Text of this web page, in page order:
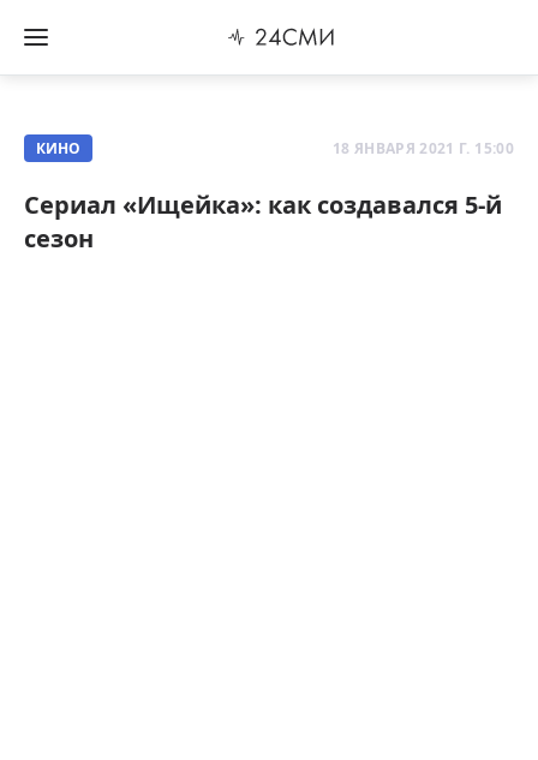
КИНО 18 ЯНВАРЯ 2021 Г. 15:00
Сериал «Ищейка»: как создавался 5-й
сезон